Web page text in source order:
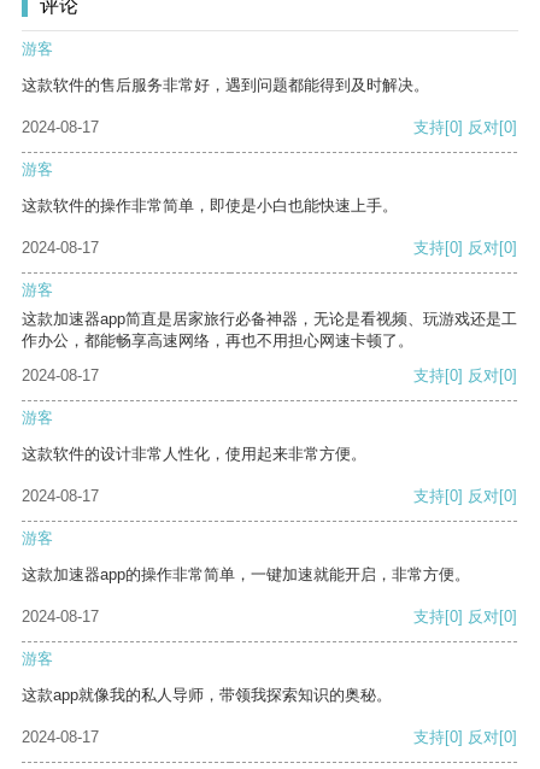
评论
游客
这款软件的售后服务非常好，遇到问题都能得到及时解决。
2024-08-17 支持[0] 反对[0]
游客
这款软件的操作非常简单，即使是小白也能快速上手。
2024-08-17 支持[0] 反对[0]
游客
这款加速器app简直是居家旅行必备神器，无论是看视频、玩游戏还是工
作办公，都能畅享高速网络，再也不用担心网速卡顿了。
2024-08-17
支持[0] 反对[0]
游客
这款软件的设计非常人性化，使用起来非常方便。
2024-08-17 支持[0] 反对[0]
游客
这款加速器app的操作非常简单，一键加速就能开启，非常方便。
2024-08-17 支持[0] 反对[0]
游客
这款app就像我的私人导师，带领我探索知识的奥秘。
2024-08-17 支持[0] 反对[0]